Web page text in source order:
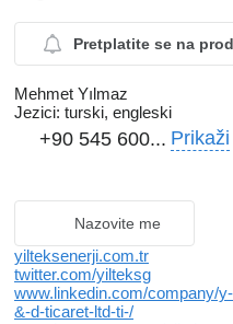
Pretplatite se na
Mehmet Yılmaz
Jezici: turski, engleski
+90 545 600... Prikaži
Nazovite me
yilteksenerji.com.tr
twitter.com/yilteksg
www.linkedin.com/company/
&-d-ticaret-ltd-ti-/